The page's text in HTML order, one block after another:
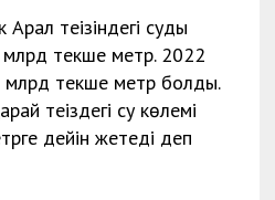
Арал теңізіндегі судың
текше метр. 2022
текше метр болды.
теңіздегі су көлемі
дейін жетеді деп